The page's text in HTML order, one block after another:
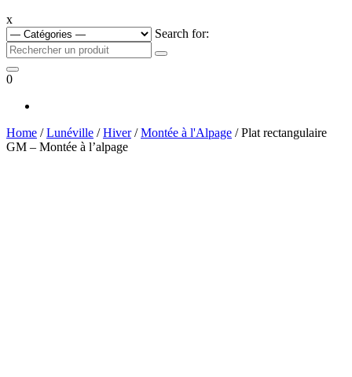
x
Search for:
0
Home /Lunéville /Hiver/Montée à l'Alpage / Plat rectangulaire
GM – Montée à l’alpage